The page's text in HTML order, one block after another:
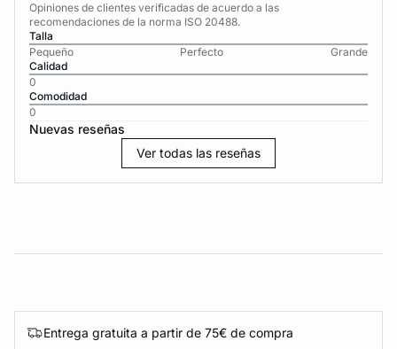
Opiniones de clientes verificadas de acuerdo a las
recomendaciones de la norma ISO 20488.
Talla
Pequeño
Perfecto
Grande
Calidad
0
Comodidad
0
Nuevas reseñas
Ver todas las reseñas
Entrega gratuita a partir de 75€ de compra